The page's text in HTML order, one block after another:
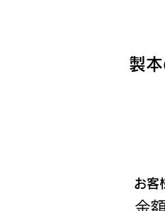
製
お客